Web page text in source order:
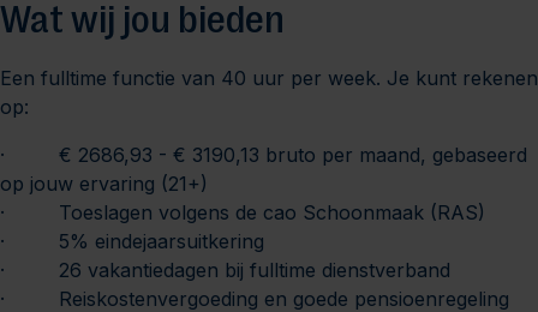
Wat wij jou bieden
Een fulltime functie van 40 uur per week. Je kunt rekenen
op:
· € 2686,93 - € 3190,13 bruto per maand, gebaseerd
op jouw ervaring (21+)
· Toeslagen volgens de cao Schoonmaak (RAS)
· 5% eindejaarsuitkering
· 26 vakantiedagen bij fulltime dienstverband
· Reiskostenvergoeding en goede pensioenregeling